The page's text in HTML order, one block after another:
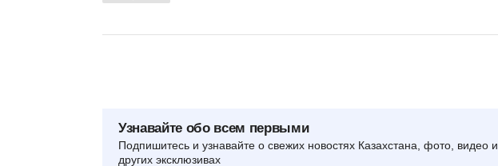
Узнавайте обо всем первыми
Подпишитесь и узнавайте о свежих новостях Казахстана, фото, видео и
других эксклюзивах